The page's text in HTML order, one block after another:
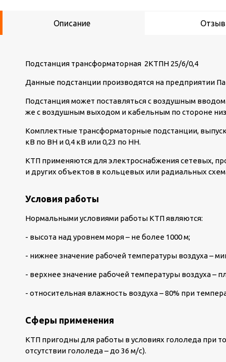
Описание
Подстанция трансформаторная 2КТПН 25/6/0,4
Данные подстанции производятся на предприятии
Подстанция может поставляться с воздушным
же с воздушным выходом и кабельным по стороне
Комплектные трансформаторные подстанции,
кВ по ВН и 0,4 кВ или 0,23 по НН.
КТП применяются для электроснабжения сетевых,
и других объектов в кольцевых или радиальных
Условия работы
Нормальными условиями работы КТП являются:
- высота над уровнем моря – не более 1000 м;
- нижнее значение рабочей температуры воздуха –
- верхнее значение рабочей температуры воздуха –
- относительная влажность воздуха – 80% при
Сферы применения
КТП пригодны для работы в условиях гололеда при
отсутствии гололеда – до 36 м/с).